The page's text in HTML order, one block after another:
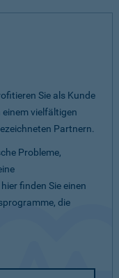
Sie als Kunde
vielfältigen
Partnern.
Probleme,
finden Sie einen
die